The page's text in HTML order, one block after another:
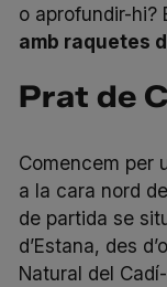
o aprofundir-hi?
amb raquetes
Prat de
Comencem per
a la cara nord
de partida se
d’Estana, des
Natural del